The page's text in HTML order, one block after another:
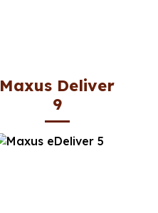
Maxus Deliver
9